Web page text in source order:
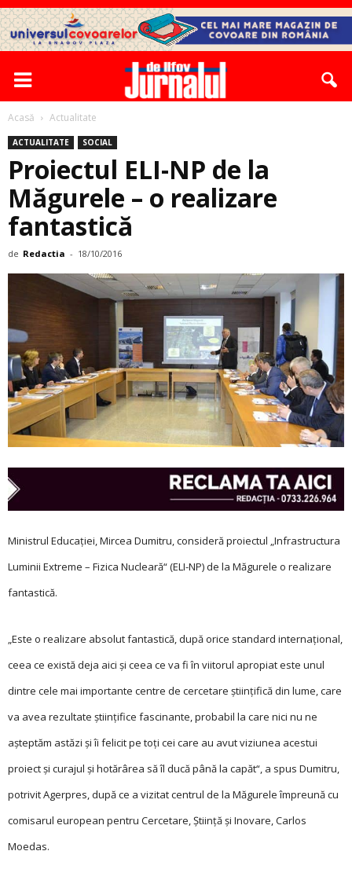
Acasă Actualitate
ACTUALITATE SOCIAL
Proiectul ELI-NP de la
Măgurele – o realizare
fantastică
de Redactia - 18/10/2016
Ministrul Educației, Mircea Dumitru, consideră proiectul „Infrastructura
Luminii Extreme – Fizica Nucleară“ (ELI-NP) de la Măgurele o realizare
fantastică.
„Este o realizare absolut fantastică, după orice standard internațional,
ceea ce există deja aici și ceea ce va fi în viitorul apropiat este unul
dintre cele mai importante centre de cercetare științifică din lume, care
va avea rezultate științifice fascinante, probabil la care nici nu ne
așteptăm astăzi și îi felicit pe toți cei care au avut viziunea acestui
proiect și curajul și hotărârea să îl ducă până la capăt“, a spus Dumitru,
potrivit Agerpres, după ce a vizitat centrul de la Măgurele împreună cu
comisarul european pentru Cercetare, Știință și Inovare, Carlos
Moedas.